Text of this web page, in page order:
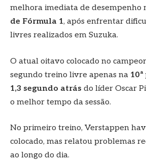
melhora imediata de desempenho
de Fórmula 1, após enfrentar
livres realizados em Suzuka.
O atual oitavo colocado no
segundo treino livre apenas na
1,3 segundo atrás do líder Oscar
o melhor tempo da sessão.
No primeiro treino, Verstappen
colocado, mas relatou problemas
ao longo do dia.